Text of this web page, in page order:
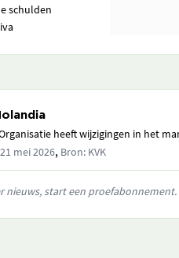
schulden
heeft wijzigingen in het
mei 2026, Bron: KVK
nieuws, start een proefabonnement.